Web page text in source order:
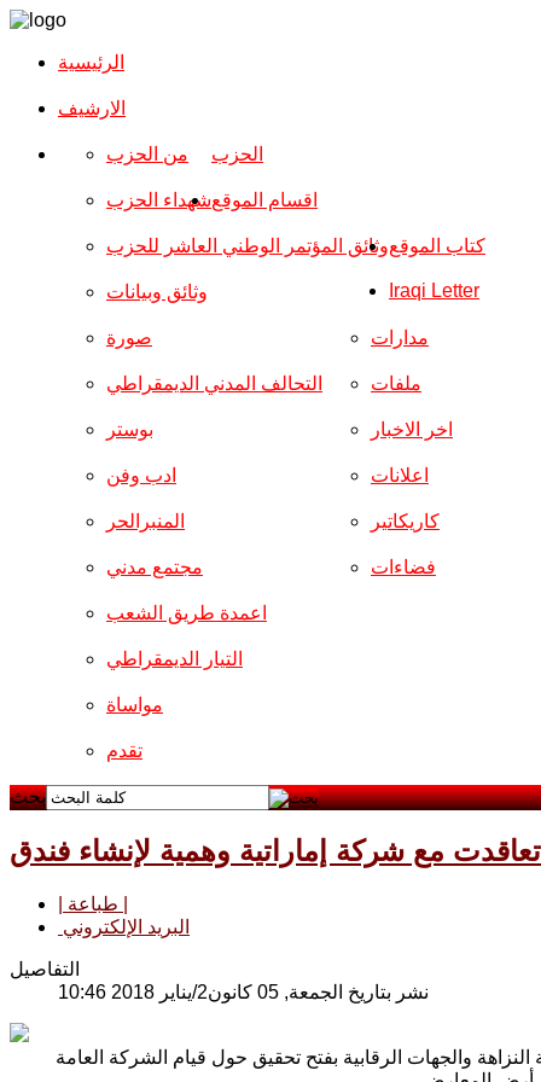
الرئيسية
الارشیف
الحزب من الحزب
شهداء الحزب
وثائق المؤتمر الوطني العاشر للحزب
وثائق وبيانات
اقسام الموقع
صورة
التحالف المدني الديمقراطي
بوستر
ادب وفن
المنبرالحر
مجتمع مدني
مدارات
ملفات
اخر الاخبار
اعلانات
كاريكاتير
فضاءات
اعمدة طريق الشعب
التيار الديمقراطي
مواساة
تقدم
كتاب الموقع
Iraqi Letter
بحث
تعاقدت مع شركة إماراتية وهمية لإنشاء فندق
البريد الإلكتروني
التفاصيل
نشر بتاريخ الجمعة, 05 كانون2/يناير 2018 10:46
والجهات الرقابية بفتح تحقيق حول قيام الشركة العامة